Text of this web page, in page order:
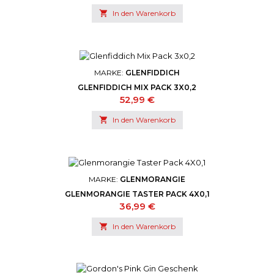
 In den Warenkorb
MARKE: GLENFIDDICH
GLENFIDDICH MIX PACK 3X0,2
Preis
52,99 €
 In den Warenkorb
MARKE: GLENMORANGIE
GLENMORANGIE TASTER PACK 4X0,1
Preis
36,99 €
 In den Warenkorb